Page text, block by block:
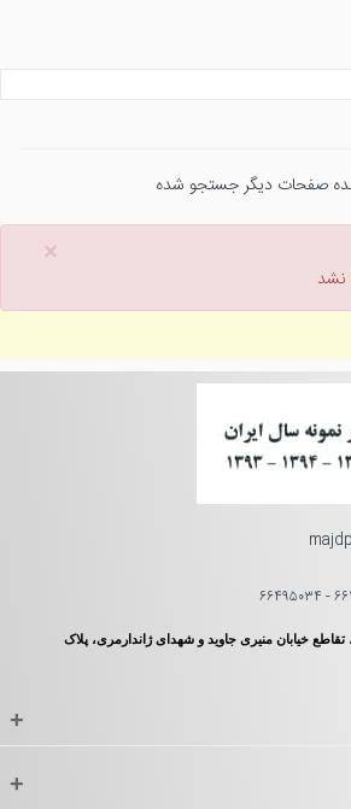
صفحات دیگر جستجو شده
×
نشد
تقاطع خیابان منیری جاوید و شهدای ژاندارمری، پلاک
+
+